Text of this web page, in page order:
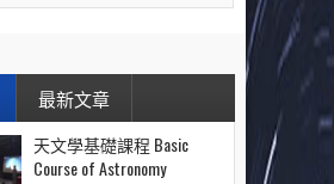
最新文章
天文學基礎課程 Basic
Course of Astronomy